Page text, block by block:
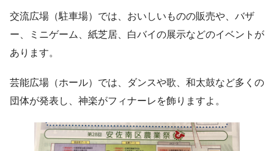
交流広場（駐車場）では、おいしいものの販売や、バザ
ー、ミニゲーム、紙芝居、白バイの展示などのイベントが
あります。
芸能広場（ホール）では、ダンスや歌、和太鼓など多くの
団体が発表し、神楽がフィナーレを飾りますよ。